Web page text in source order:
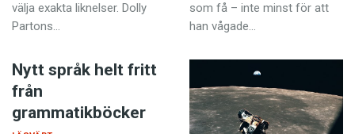
välja exakta liknelser. Dolly
Partons…
som få – inte minst för att
han vågade…
Nytt språk helt fritt
från
grammatikböcker